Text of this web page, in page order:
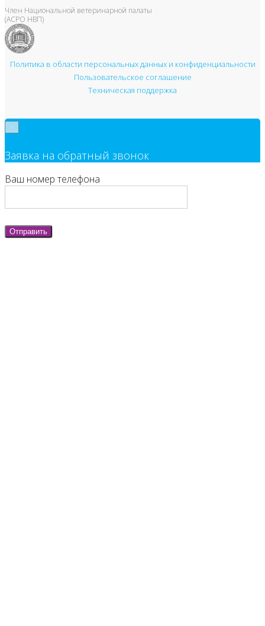
Член Национальной ветеринарной палаты
(АСРО НВП)
Политика в области персональных данных и конфиденциальности
Пользовательское соглашение
Техническая поддержка
Заявка на обратный звонок
Ваш номер телефона
Отправить